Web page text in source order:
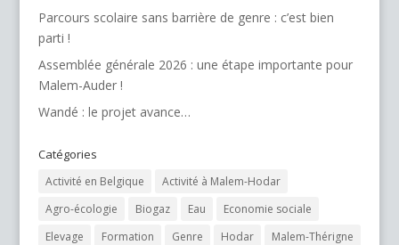
Parcours scolaire sans barrière de genre : c’est bien
parti !
Assemblée générale 2026 : une étape importante pour
Malem-Auder !
Wandé : le projet avance…
Catégories
Activité en Belgique
Activité à Malem-Hodar
Agro-écologie
Biogaz Eau
Economie sociale
Elevage
Formation Genre Hodar
Malem-Thérigne